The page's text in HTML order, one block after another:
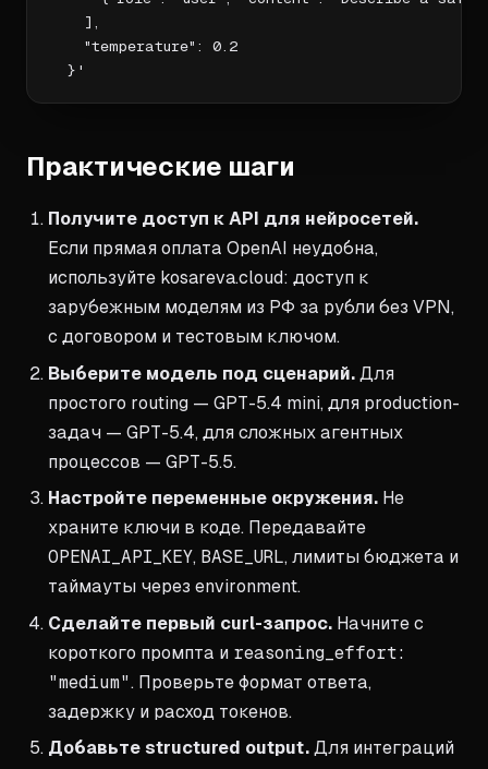
    ],
    "temperature": 0.2
  }'
Практические шаги
Получите доступ к API для нейросетей.
Если прямая оплата OpenAI неудобна,
используйте kosareva.cloud: доступ к
зарубежным моделям из РФ за рубли без VPN,
с договором и тестовым ключом.
Выберите модель под сценарий. Для
простого routing — GPT-5.4 mini, для production-
задач — GPT-5.4, для сложных агентных
процессов — GPT-5.5.
Настройте переменные окружения. Не
храните ключи в коде. Передавайте
OPENAI_API_KEY, BASE_URL, лимиты бюджета и
таймауты через environment.
Сделайте первый curl-запрос. Начните с
короткого промпта и reasoning_effort:
"medium". Проверьте формат ответа,
задержку и расход токенов.
Добавьте structured output. Для интеграций